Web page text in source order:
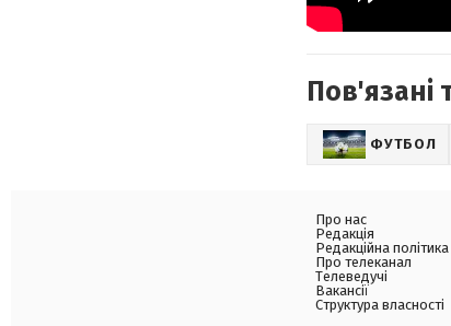
Пов'язані
ФУТБОЛ
Про нас
Редакція
Редакційна політика
Про телеканал
Телеведучі
Вакансії
Структура власності